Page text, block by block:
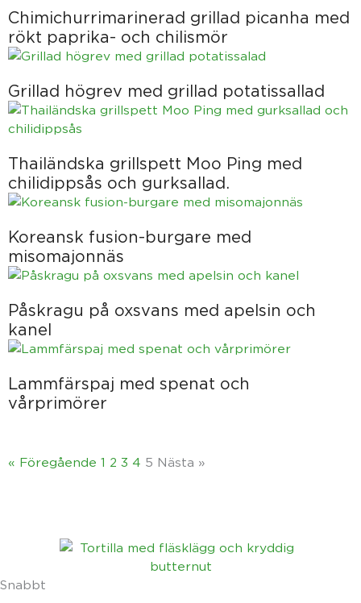
Chimichurrimarinerad grillad picanha med
rökt paprika- och chilismör
Grillad högrev med grillad potatissallad
Thailändska grillspett Moo Ping med
chilidippsås och gurksallad.
Koreansk fusion-burgare med
misomajonnäs
Påskragu på oxsvans med apelsin och
kanel
Lammfärspaj med spenat och
vårprimörer
« Föregående 1 2 3 4 5 Nästa »
Snabbt